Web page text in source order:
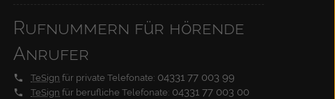
Rufnummern für hörende
Anrufer
TeSign für private Telefonate: 04331 77 003 99
TeSign für berufliche Telefonate: 04331 77 003 00